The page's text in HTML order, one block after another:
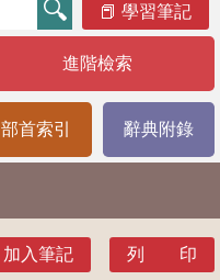
學習筆記
進階檢索
部首索引 辭典附錄
加入筆記 列 印